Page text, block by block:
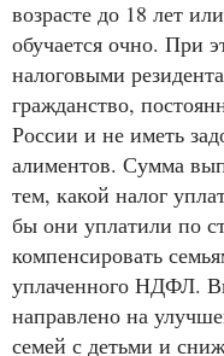
возрасте до 18 лет
обучается очно. При
налоговыми
гражданство,
России и не иметь
алиментов. Сумма
тем, какой налог
бы они уплатили по
компенсировать
уплаченного НДФЛ.
направлено на
семей с детьми и